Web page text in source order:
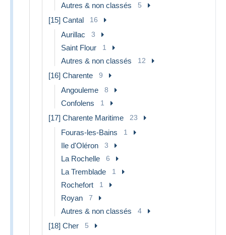
Autres & non classés 5
[15] Cantal 16
Aurillac 3
Saint Flour 1
Autres & non classés 12
[16] Charente 9
Angouleme 8
Confolens 1
[17] Charente Maritime 23
Fouras-les-Bains 1
Ile d'Oléron 3
La Rochelle 6
La Tremblade 1
Rochefort 1
Royan 7
Autres & non classés 4
[18] Cher 5